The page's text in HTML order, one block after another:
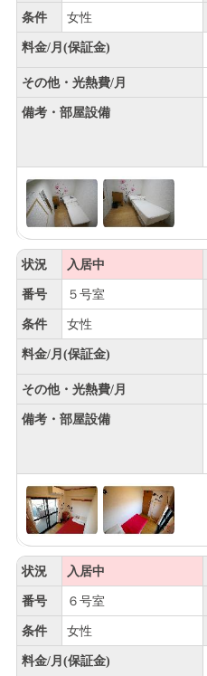
条件 女性
料金/月(保証金)
その他・光熱費/月
備考・部屋設備
状況 入居中
番号 ５号室
条件 女性
料金/月(保証金)
その他・光熱費/月
備考・部屋設備
状況 入居中
番号 ６号室
条件 女性
料金/月(保証金)